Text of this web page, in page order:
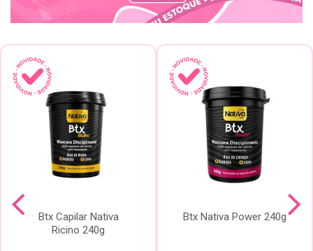
Btx Capilar Nativa
Ricino 240g
Btx Nativa Power 240g